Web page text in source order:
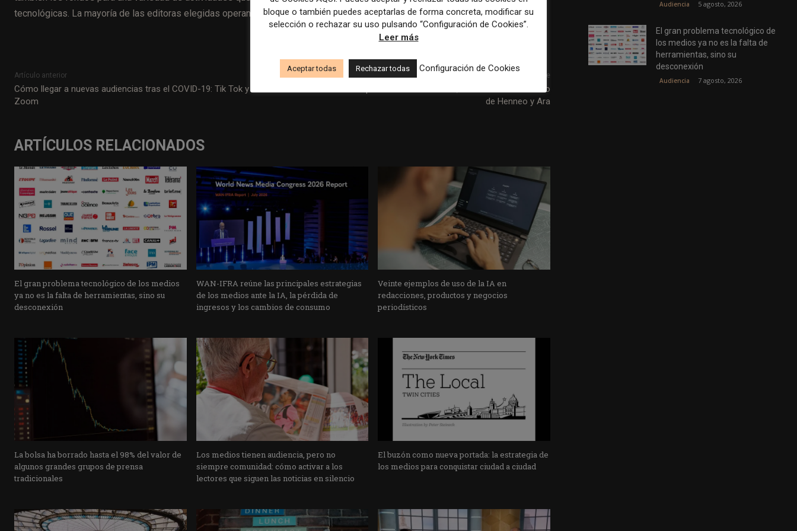
tecnológicas. La mayoría de las editoras elegidas operan pequeñas y medianas empresas.
Artículo anterior
Cómo llegar a nuevas audiencias tras el COVID-19: Tik Tok y
Zoom
Artículo siguiente
Crear contenido para los lectores leales, clave en el crecimiento
de Henneo y Ara
ARTÍCULOS RELACIONADOS
El gran problema tecnológico de los medios
ya no es la falta de herramientas, sino su
desconexión
WAN-IFRA reúne las principales estrategias
de los medios ante la IA, la pérdida de
ingresos y los cambios de consumo
Veinte ejemplos de uso de la IA en
redacciones, productos y negocios
periodísticos
La bolsa ha borrado hasta el 98% del valor de
algunos grandes grupos de prensa
tradicionales
Los medios tienen audiencia, pero no
siempre comunidad: cómo activar a los
lectores que siguen las noticias en silencio
El buzón como nueva portada: la estrategia de
los medios para conquistar ciudad a ciudad
Audiencia 5 agosto, 2026
El gran problema tecnológico de
los medios ya no es la falta de
herramientas, sino su
desconexión
Audiencia 7 agosto, 2026
bloque o también puedes aceptarlas de forma concreta, modificar su
selección o rechazar su uso pulsando “Configuración de Cookies”.
Leer más
Aceptar todas Rechazar todas Configuración de Cookies